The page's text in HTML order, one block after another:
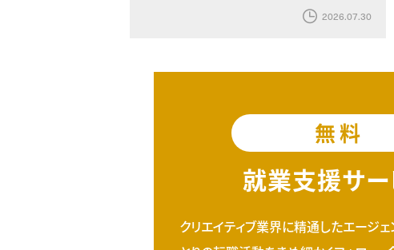
2026.07.30
無料
就業支援サー
クリエイティブ業界に精通したエージェ